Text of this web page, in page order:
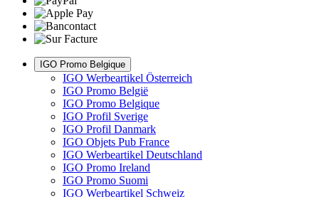
IGO Promo Belgique
IGO Werbeartikel Österreich
IGO Promo België
IGO Promo Belgique
IGO Profil Sverige
IGO Profil Danmark
IGO Objets Pub France
IGO Werbeartikel Deutschland
IGO Promo Ireland
IGO Promo Suomi
IGO Werbeartikel Schweiz